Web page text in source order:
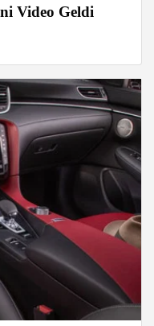
Video Geldi